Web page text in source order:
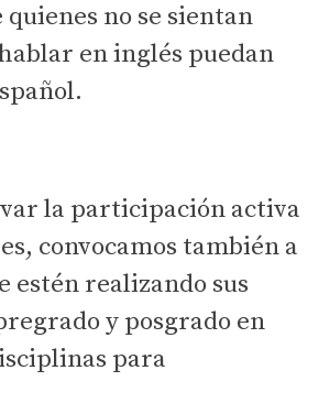
quienes no se sientan
en inglés puedan
la participación activa
convocamos también a
estén realizando sus
y posgrado en
para